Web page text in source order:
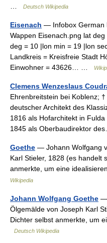
Deutsch Wikipedia
Eisenach — Infobox German
Wappen Eisenach.png lat
deg = 10 |lon min = 19 |lon
Landkreis = Kreisfreie Stadt
Einwohner = 43626… …
Clemens Wenzeslaus
Ehrenbreitstein bei Koblenz;
deutscher Architekt des
1816 als Hofarchitekt in
1845 als Oberbaudirektor
Goethe — Johann Wolfgang
Karl Stieler, 1828 (es handelt
anmerkte, um eine
Wikipedia
Johann Wolfgang Goethe —
Ölgemälde von Joseph Karl
Dichter selbst anmerkte, um
Deutsch Wikipedia